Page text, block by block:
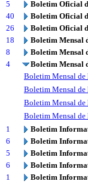
5
Boletim Oficial
40
Boletim Oficial
26
Boletim Oficial
18
Boletim Mensal
8
Boletim Mensal
4
Boletim Mensal
Boletim Mensal de
Boletim Mensal de
Boletim Mensal de
Boletim Mensal de
1
Boletim
6
Boletim
5
Boletim
6
Boletim
1
Boletim